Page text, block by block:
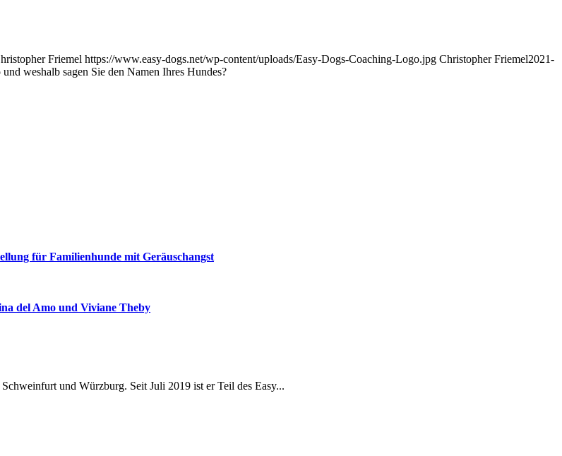
Friemel https://www.easy-dogs.net/wp-content/uploads/Easy-Dogs-Coaching-Logo.jpg Christopher Friemel2021-
weshalb sagen Sie den Namen Ihres Hundes?
für Familienhunde mit Geräuschangst
del Amo und Viviane Theby
und Würzburg. Seit Juli 2019 ist er Teil des Easy...